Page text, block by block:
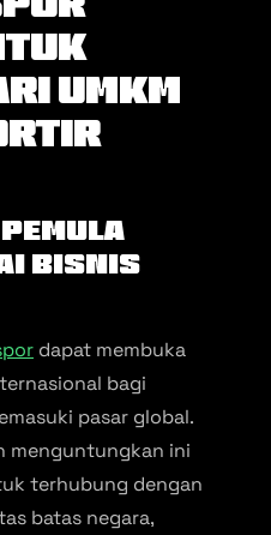
UMKM
Bisnis
dapat membuka
bagi
pasar global.
menguntungkan ini
terhubung dengan
batas negara,